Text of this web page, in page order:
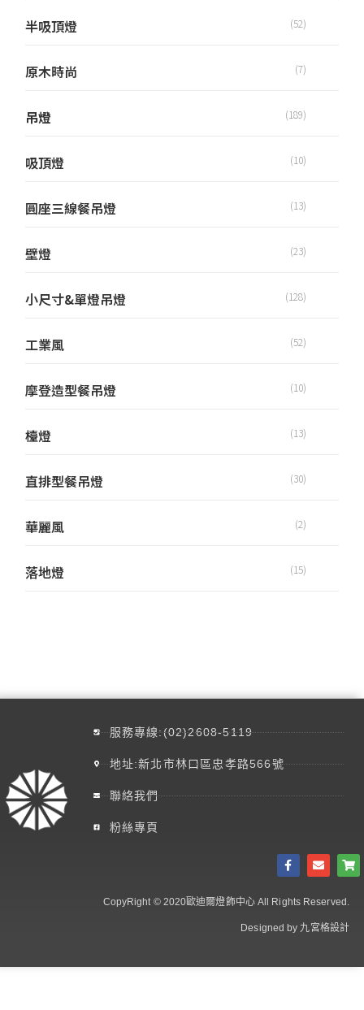
半吸頂燈 (52)
原木時尚 (7)
吊燈 (189)
吸頂燈 (10)
圓座三線餐吊燈 (13)
壁燈 (23)
小尺寸&單燈吊燈 (128)
工業風 (52)
摩登造型餐吊燈 (10)
檯燈 (13)
直排型餐吊燈 (30)
華麗風 (2)
落地燈 (15)
服務專線:(02)2608-5119
地址:新北市林口區忠孝路566號
聯絡我們
粉絲專頁
CopyRight © 2020歐迪爾燈飾中心 All Rights Reserved.
Designed by 九宮格設計